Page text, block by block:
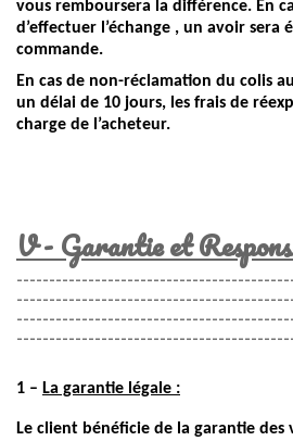
vous remboursera la différence. En
d’effectuer l’échange , un avoir sera
commande.
En cas de non-réclamation du colis
un délai de 10 jours, les frais de
charge de l’acheteur.
V - Garantie et
1 – La garantie légale :
Le client bénéficie de la garantie des